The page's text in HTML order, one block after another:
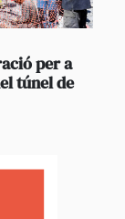
per a
túnel de